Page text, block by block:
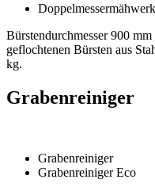
Bürstendurchmesser 900
geflochtenen Bürsten aus
kg.
Grabenreiniger
Grabenreiniger
Grabenreiniger Eco